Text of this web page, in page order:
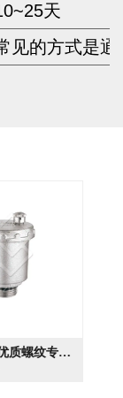
天
见的方式是
XFM07003 优质螺纹专业可调自动黄铜排气阀